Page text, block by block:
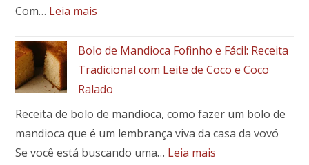
e
cheia
sabor
Com… Leia mais
formigueiro
tradicional
Bolo de Mandioca Fofinho e Fácil: Receita
Tradicional com Leite de Coco e Coco
Ralado
Receita de bolo de mandioca, como fazer um bolo de
mandioca que é um lembrança viva da casa da vovó
Se você está buscando uma… Leia mais